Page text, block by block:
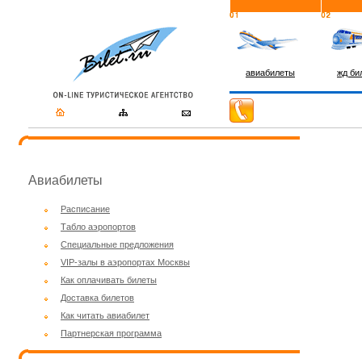
авиабилеты жд
Авиабилеты
Расписание
Табло аэропортов
Специальные предложения
VIP-залы в аэропортах Москвы
Как оплачивать билеты
Доставка билетов
Как читать авиабилет
Партнерская программа